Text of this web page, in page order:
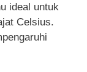
ideal untuk
Celsius.